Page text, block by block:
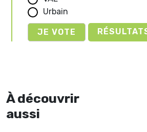
Urbain
À découvrir
aussi